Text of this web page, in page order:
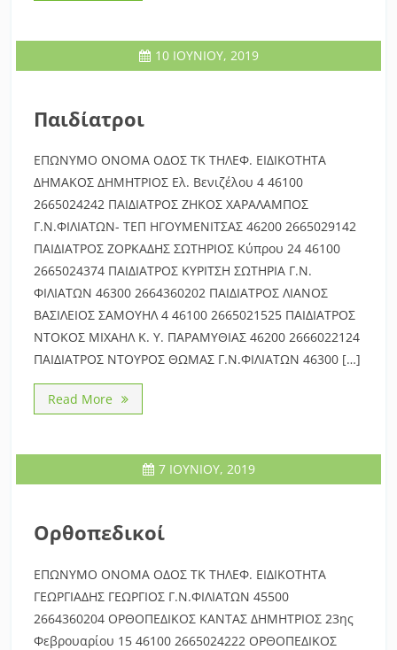
10 ΙΟΥΝΊΟΥ, 2019
Παιδίατροι
ΕΠΩΝΥΜΟ ΟΝΟΜΑ ΟΔΟΣ ΤΚ ΤΗΛΕΦ. ΕΙΔΙΚΟΤΗΤΑ
ΔΗΜΑΚΟΣ ΔΗΜΗΤΡΙΟΣ Ελ. Βενιζέλου 4 46100
2665024242 ΠΑΙΔΙΑΤΡΟΣ ΖΗΚΟΣ ΧΑΡΑΛΑΜΠΟΣ
Γ.Ν.ΦΙΛΙΑΤΩΝ- ΤΕΠ ΗΓΟΥΜΕΝΙΤΣΑΣ 46200 2665029142
ΠΑΙΔΙΑΤΡΟΣ ΖΟΡΚΑΔΗΣ ΣΩΤΗΡΙΟΣ Κύπρου 24 46100
2665024374 ΠΑΙΔΙΑΤΡΟΣ ΚΥΡΙΤΣΗ ΣΩΤΗΡΙΑ Γ.Ν.
ΦΙΛΙΑΤΩΝ 46300 2664360202 ΠΑΙΔΙΑΤΡΟΣ ΛΙΑΝΟΣ
ΒΑΣΙΛΕΙΟΣ ΣΑΜΟΥΗΛ 4 46100 2665021525 ΠΑΙΔΙΑΤΡΟΣ
ΝΤΟΚΟΣ ΜΙΧΑΗΛ Κ. Υ. ΠΑΡΑΜΥΘΙΑΣ 46200 2666022124
ΠΑΙΔΙΑΤΡΟΣ ΝΤΟΥΡΟΣ ΘΩΜΑΣ Γ.Ν.ΦΙΛΙΑΤΩΝ 46300 […]
Read More
7 ΙΟΥΝΊΟΥ, 2019
Ορθοπεδικοί
ΕΠΩΝΥΜΟ ΟΝΟΜΑ ΟΔΟΣ ΤΚ ΤΗΛΕΦ. ΕΙΔΙΚΟΤΗΤΑ
ΓΕΩΡΓΙΑΔΗΣ ΓΕΩΡΓΙΟΣ Γ.Ν.ΦΙΛΙΑΤΩΝ 45500
2664360204 ΟΡΘΟΠΕΔΙΚΟΣ ΚΑΝΤΑΣ ΔΗΜΗΤΡΙΟΣ 23ης
Φεβρουαρίου 15 46100 2665024222 ΟΡΘΟΠΕΔΙΚΟΣ